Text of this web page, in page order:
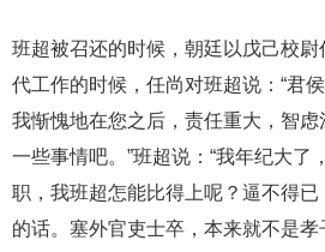
班超被召还的时候，朝廷以戊己校
代工作的时候，任尚对班超说：“君
我惭愧地在您之后，责任重大，智
一些事情吧。”班超说：“我年纪大了
职，我班超怎能比得上呢？逼不得
的话。塞外官吏士卒，本来就不是